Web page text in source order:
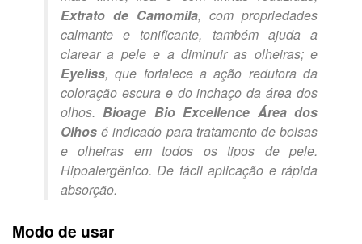
Extrato de Camomila, com propriedades
calmante e tonificante, também ajuda a
clarear a pele e a diminuir as olheiras; e
Eyeliss, que fortalece a ação redutora da
coloração escura e do inchaço da área dos
olhos.Bioage Bio Excellence Área dos
Olhos é indicado para tratamento de bolsas
e olheiras em todos os tipos de pele.
Hipoalergênico. De fácil aplicação e rápida
absorção.
Modo de usar